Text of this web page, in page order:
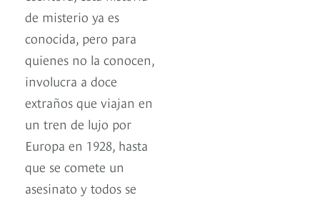
de misterio ya es
conocida, pero para
quienes no la conocen,
involucra a doce
extraños que viajan en
un tren de lujo por
Europa en 1928, hasta
que se comete un
asesinato y todos se